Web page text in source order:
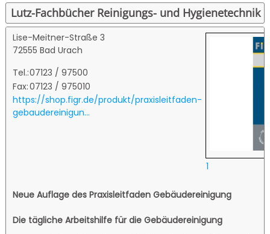
Lutz-Fachbücher Reinigungs- und Hygienetechnik
Lise-Meitner-Straße 3
72555 Bad Urach
Tel.:07123 / 97500
Fax:07123 / 975010
https://shop.figr.de/produkt/praxisleitfaden-
gebaudereinigun...
1
Neue Auflage des Praxisleitfaden Gebäudereinigung
Die tägliche Arbeitshilfe für die Gebäudereinigung